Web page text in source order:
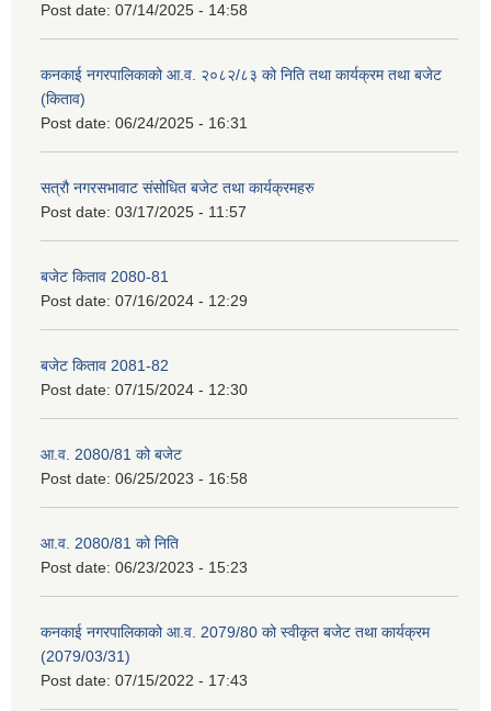
Post date: 07/14/2025 - 14:58
कनकाई नगरपालिकाको आ.व. २०८२/८३ को निति तथा कार्यक्रम तथा बजेट
(किताव)
Post date: 06/24/2025 - 16:31
सत्रौ नगरसभावाट संसोधित बजेट तथा कार्यक्रमहरु
Post date: 03/17/2025 - 11:57
बजेट किताव 2080-81
Post date: 07/16/2024 - 12:29
बजेट किताव 2081-82
Post date: 07/15/2024 - 12:30
आ.व. 2080/81 को बजेट
Post date: 06/25/2023 - 16:58
आ.व. 2080/81 को निति
Post date: 06/23/2023 - 15:23
कनकाई नगरपालिकाको आ.व. 2079/80 को स्वीकृत बजेट तथा कार्यक्रम
(2079/03/31)
Post date: 07/15/2022 - 17:43